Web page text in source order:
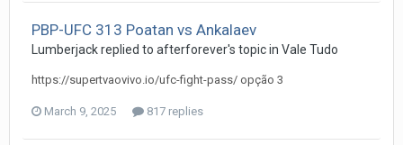
PBP-UFC 313 Poatan vs Ankalaev
Lumberjackreplied to afterforever's topic in Vale Tudo
https://supertvaovivo.io/ufc-fight-pass/ opção 3
March 9, 2025 817 replies